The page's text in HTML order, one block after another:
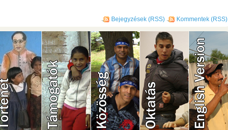
Bejegyzések (RSS) Kommentek (RSS)